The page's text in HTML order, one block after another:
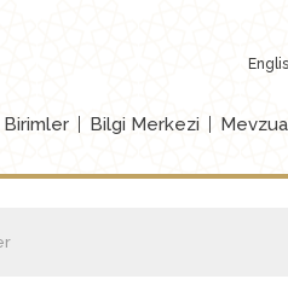
Birimler Bilgi Merkezi